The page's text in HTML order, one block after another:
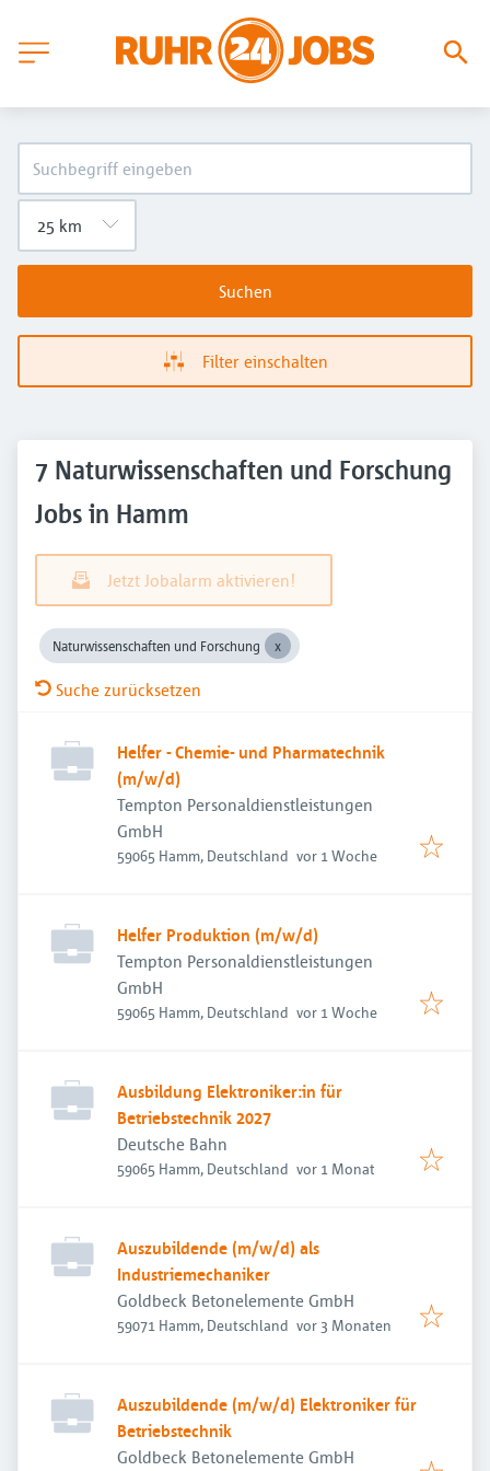
Suchen
Filter einschalten
7 Naturwissenschaften und Forschung
Jobs in Hamm
Jetzt Jobalarm aktivieren!
Naturwissenschaften und Forschung
Suche zurücksetzen
Helfer - Chemie- und Pharmatechnik
(m/w/d)
Tempton Personaldienstleistungen
GmbH
59065 Hamm, Deutschland Veröffentlicht
vor 1 Woche
Helfer Produktion (m/w/d)
Tempton Personaldienstleistungen
GmbH
59065 Hamm, Deutschland Veröffentlicht
vor 1 Woche
Ausbildung Elektroniker:in für
Betriebstechnik 2027
Deutsche Bahn
59065 Hamm, Deutschland Veröffentlicht
vor 1 Monat
Auszubildende (m/w/d) als
Industriemechaniker
Goldbeck Betonelemente GmbH
59071 Hamm, Deutschland Veröffentlicht:
vor 3 Monaten
Auszubildende (m/w/d) Elektroniker für
Betriebstechnik
Goldbeck Betonelemente GmbH